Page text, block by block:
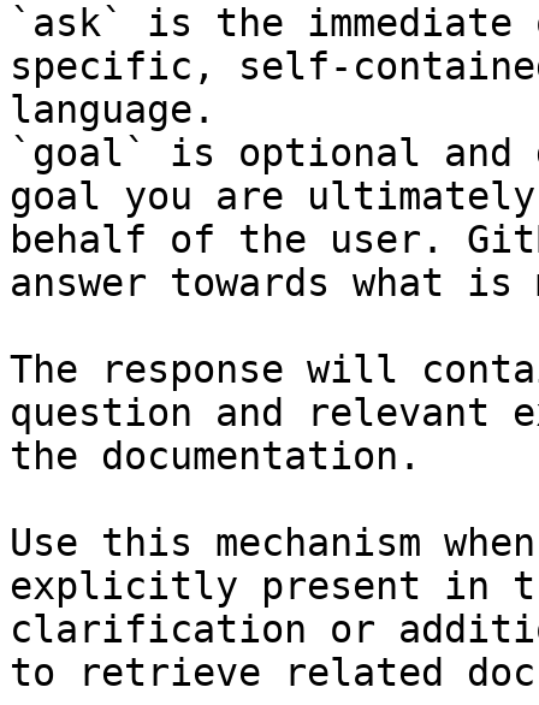
`ask` is the
specific, self-
language.
`goal` is optional and
goal you are
behalf of the user.
answer towards what
The response will
question and relevant
the documentation.
Use this mechanism
explicitly present in
clarification or